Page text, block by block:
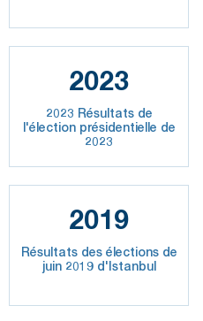
2023
2023 Résultats de
l'élection présidentielle de
2023
2019
Résultats des élections de
juin 2019 d'Istanbul